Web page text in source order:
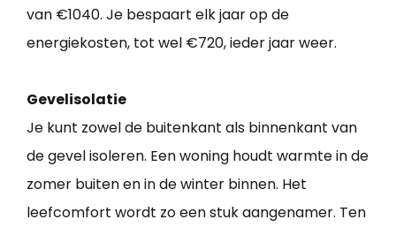
van €1040. Je bespaart elk jaar op de
energiekosten, tot wel €720, ieder jaar weer.
Gevelisolatie
Je kunt zowel de buitenkant als binnenkant van
de gevel isoleren. Een woning houdt warmte in de
zomer buiten en in de winter binnen. Het
leefcomfort wordt zo een stuk aangenamer. Ten